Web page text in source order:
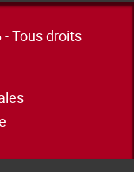
Tous droits